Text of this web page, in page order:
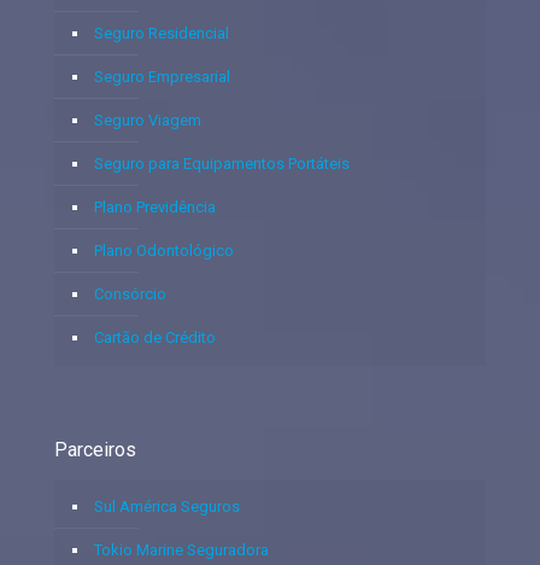
Seguro Residencial
Seguro Empresarial
Seguro Viagem
Seguro para Equipamentos Portáteis
Plano Previdência
Plano Odontológico
Consórcio
Cartão de Crédito
Parceiros
Sul América Seguros
Tokio Marine Seguradora